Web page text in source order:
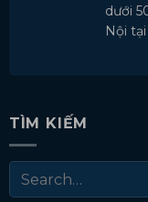
dưới
Nội
TÌM KIẾM